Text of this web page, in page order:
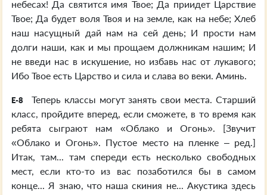
небесах! Да святится имя Твое; Да приидет Царствие
Твое; Да будет воля Твоя и на земле, как на небе; Хлеб
наш насущный дай нам на сей день; И прости нам
долги наши, как и мы прощаем должникам нашим; И
не введи нас в искушение, но избавь нас от лукавого;
Ибо Твое есть Царство и сила и слава во веки. Аминь.
E-8
Теперь классы могут занять свои места. Старший
класс, пройдите вперед, если сможете, в то время как
ребята сыграют нам «Облако и Огонь». [Звучит
«Облако и Огонь». Пустое место на пленке – ред.]
Итак, там... там спереди есть несколько свободных
мест, если кто-то из вас позаботился бы в самом
конце... Я знаю, что наша скиния не... Акустика здесь